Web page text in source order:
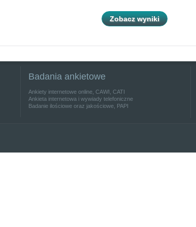
Zobacz wyniki
Badania ankietowe
Ankiety internetowe online, CAWI, CATI
Ankieta internetowa i wywiady telefoniczne
Badanie ilościowe oraz jakościowe, PAPI